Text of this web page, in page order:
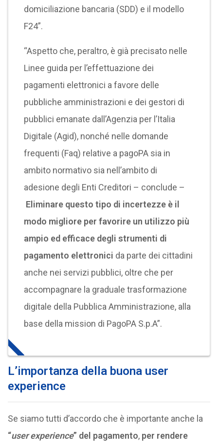
domiciliazione bancaria (SDD) e il modello
F24”.
“Aspetto che, peraltro, è già precisato nelle
Linee guida per l’effettuazione dei
pagamenti elettronici a favore delle
pubbliche amministrazioni e dei gestori di
pubblici emanate dall’Agenzia per l’Italia
Digitale (Agid), nonché nelle domande
frequenti (Faq) relative a pagoPA sia in
ambito normativo sia nell’ambito di
adesione degli Enti Creditori – conclude –
Eliminare questo tipo di incertezze è il
modo migliore per favorire un utilizzo più
ampio ed efficace degli strumenti di
pagamento elettronici da parte dei cittadini
anche nei servizi pubblici, oltre che per
accompagnare la graduale trasformazione
digitale della Pubblica Amministrazione, alla
base della mission di PagoPA S.p.A”.
L’importanza della buona user
experience
Se siamo tutti d’accordo che è importante anche la
“user experience” del pagamento, per rendere